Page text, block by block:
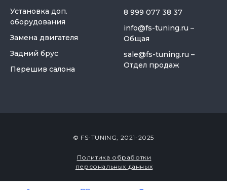
Установка доп.
оборудования
Замена двигателя
Задний брус
Перешив салона
8 999 077 38 37
info@fs-tuning.ru –
Общая
sale@fs-tuning.ru –
Отдел продаж
© FS-TUNING, 2021-2025
Политика обработки
персональных данных